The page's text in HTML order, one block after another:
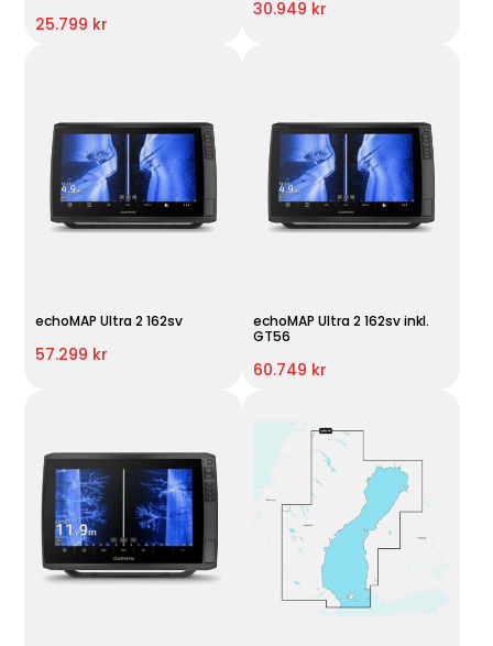
25.799 kr
30.949 kr
echoMAP Ultra 2 162sv
57.299 kr
echoMAP Ultra 2 162sv inkl.
GT56
60.749 kr